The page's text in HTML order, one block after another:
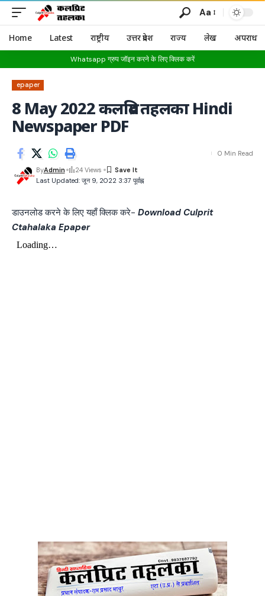
Aa
Home Latest राष्ट्रीय उत्तर प्रदेश राज्य लेख अपराध
Whatsapp ग्रुप जॉइन करने के लिए क्लिक करें
epaper
8 May 2022 कलप्रिट तहलका Hindi
Newspaper PDF
Last Updated: जून 9, 2022 3:37 पूर्वाह्न
ByAdmin 24 Views
0 Min Read
डाउनलोड करने के लिए यहाँ क्लिक करे- Download Culprit
Ctahalaka Epaper